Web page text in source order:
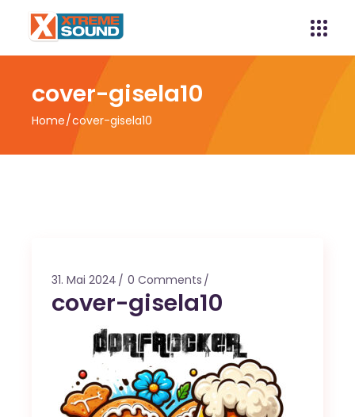
cover-gisela10
Home cover-gisela10
31. Mai 2024 0 Comments
cover-gisela10